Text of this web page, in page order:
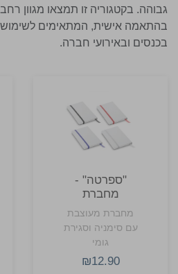
גבוהה. בקטגוריה זו תמצאו מגוון
בהתאמה אישית, המתאימים לשימוש
בכנסים ובאירועי חברה.
"ספרטה" -
מחברת
מעוצבת עם
מחברת מעוצבת
עם סימניה וסגירת
גומי
₪12.90